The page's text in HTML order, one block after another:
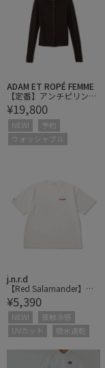
ADAM ET ROPÉ FEMME
【定番】アンチピリング
タートルフィットプルオ
ーバー
¥19,800
NEW!
予約
ウォッシャブル
j.n.r.d
【Red Salamander】イ
ラストプリントTシャツ
¥5,390
NEW!
接触冷感
UVカット
吸水速乾